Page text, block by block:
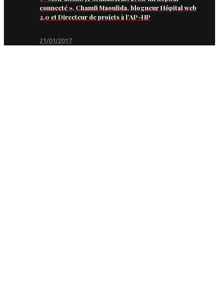
connecté », Chamfi Maoulida, blogueur Hôpital web
2.0 et Directeur de projets à l’AP-HP
21/01/2017